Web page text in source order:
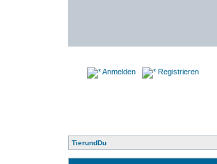
Anmelden Registrieren
TierundDu